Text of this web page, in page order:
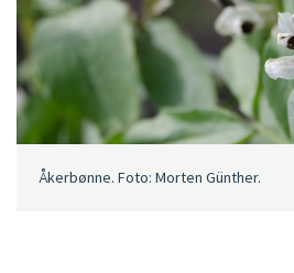
Åkerbønne. Foto: Morten Günther.